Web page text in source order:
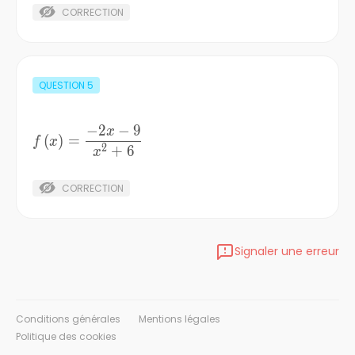
CORRECTION
QUESTION 5
f\left(x\right)=\frac{-2x-
9}{x^{2}+6}
f (x) =
x2 + 6
−2x − 9
CORRECTION
Signaler une erreur
Conditions générales
Mentions légales
Politique des cookies